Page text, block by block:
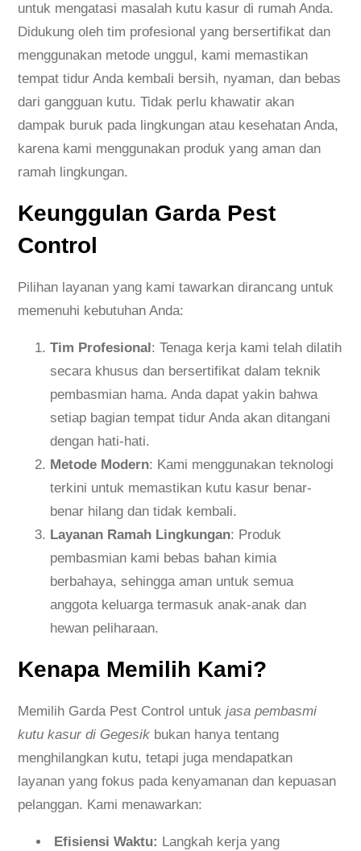
untuk mengatasi masalah kutu kasur di rumah Anda.
Didukung oleh tim profesional yang bersertifikat dan
menggunakan metode unggul, kami memastikan
tempat tidur Anda kembali bersih, nyaman, dan bebas
dari gangguan kutu. Tidak perlu khawatir akan
dampak buruk pada lingkungan atau kesehatan Anda,
karena kami menggunakan produk yang aman dan
ramah lingkungan.
Keunggulan Garda Pest
Control
Pilihan layanan yang kami tawarkan dirancang untuk
memenuhi kebutuhan Anda:
Tim Profesional : Tenaga kerja kami telah dilatih
secara khusus dan bersertifikat dalam teknik
pembasmian hama. Anda dapat yakin bahwa
setiap bagian tempat tidur Anda akan ditangani
dengan hati-hati.
Metode Modern: Kami menggunakan teknologi
terkini untuk memastikan kutu kasur benar-
benar hilang dan tidak kembali.
Layanan Ramah Lingkungan: Produk
pembasmian kami bebas bahan kimia
berbahaya, sehingga aman untuk semua
anggota keluarga termasuk anak-anak dan
hewan peliharaan.
Kenapa Memilih Kami?
Memilih Garda Pest Control untukjasa pembasmi
kutu kasur di Gegesik bukan hanya tentang
menghilangkan kutu, tetapi juga mendapatkan
layanan yang fokus pada kenyamanan dan kepuasan
pelanggan. Kami menawarkan:
Efisiensi Waktu: Langkah kerja yang